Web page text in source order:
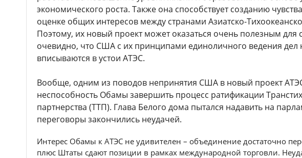
экономического роста. Также она способствует созданию
оценке общих интересов между странами Азиатско-
Поэтому, их новый проект может оказаться очень полезным для
очевидно, что США с их принципами единоличного ведения дел
вписываются в устои АТЭС.
Вообще, одним из поводов непринятия США в новый проект
неспособность Обамы завершить процесс ратификации
партнерства (ТТП). Глава Белого дома пытался надавить на
переговоры закончились неудачей.
Интерес Обамы к АТЭС не удивителен – объединение достаточно
плюс Штаты сдают позиции в рамках международной торговли.